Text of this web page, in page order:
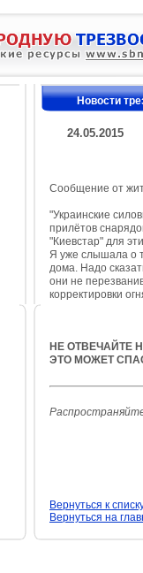
Новости
24.05.2015
Сообщение от
"Украинские
прилётов
"Киевстар" для
Я уже слышала о
дома. Надо
они не
корректировки
НЕ ОТВЕЧАЙТЕ
ЭТО МОЖЕТ
Вернуться к
Вернуться на